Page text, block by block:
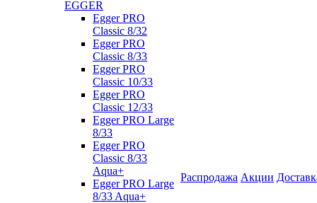
EGGER
Egger PRO
Classic 8/32
Egger PRO
Classic 8/33
Egger PRO
Classic 10/33
Egger PRO
Classic 12/33
Egger PRO Large
8/33
Egger PRO
Classic 8/33
Aqua+
Egger PRO Large
8/33 Aqua+
Распродажа Акции